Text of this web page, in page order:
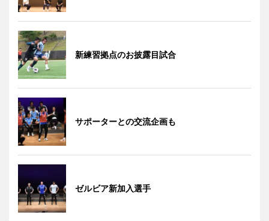
新練習拠点のお披露目試合
サポーターとの交流企画も
ゼルビア新加入選手